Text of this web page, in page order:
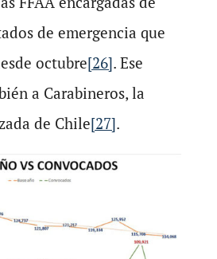
de emergencia que
octubre[26]. Ese
a Carabineros, la
de Chile[27].